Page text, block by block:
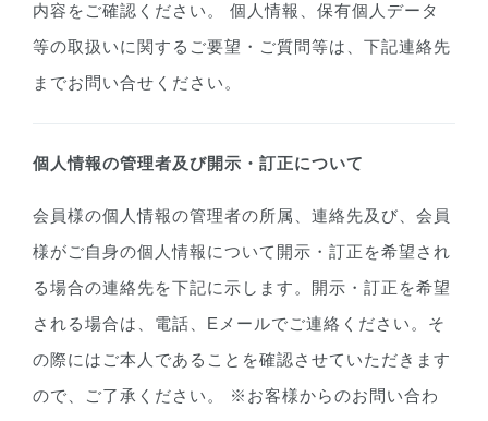
内容をご確認ください。 個人情報、保有個人データ
等の取扱いに関するご要望・ご質問等は、下記連絡先
までお問い合せください。
個人情報の管理者及び開示・訂正について
会員様の個人情報の管理者の所属、連絡先及び、会員
様がご自身の個人情報について開示・訂正を希望され
る場合の連絡先を下記に示します。開示・訂正を希望
される場合は、電話、Eメールでご連絡ください。そ
の際にはご本人であることを確認させていただきます
ので、ご了承ください。 ※お客様からのお問い合わ